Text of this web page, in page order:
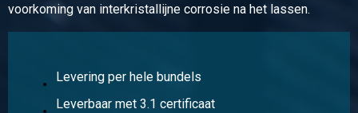
Stuks gewicht in kg
Bruto prijs
Selecteer
voorkoming van interkristallijne corrosie na het lassen.
Levering per hele bundels
Leverbaar met 3.1 certificaat